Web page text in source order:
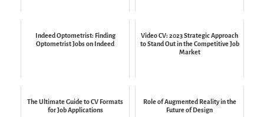
Indeed Optometrist: Finding
Optometrist Jobs on Indeed
Video CV: 2023 Strategic Approach
to Stand Out in the Competitive Job
Market
The Ultimate Guide to CV Formats
for Job Applications
Role of Augmented Reality in the
Future of Design